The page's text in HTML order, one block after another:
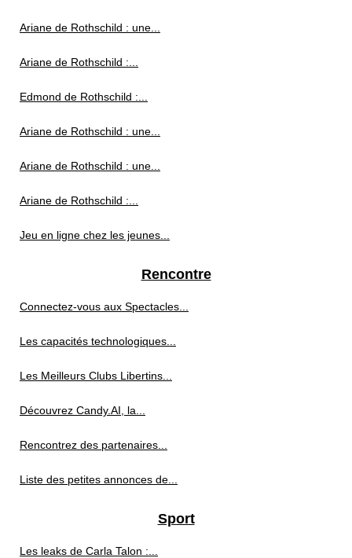
Ariane de Rothschild : une...
Ariane de Rothschild :...
Edmond de Rothschild :...
Ariane de Rothschild : une...
Ariane de Rothschild : une...
Ariane de Rothschild :...
Jeu en ligne chez les jeunes...
Rencontre
Connectez-vous aux Spectacles...
Les capacités technologiques...
Les Meilleurs Clubs Libertins...
Découvrez Candy.AI, la...
Rencontrez des partenaires...
Liste des petites annonces de...
Sport
Les leaks de Carla Talon :...